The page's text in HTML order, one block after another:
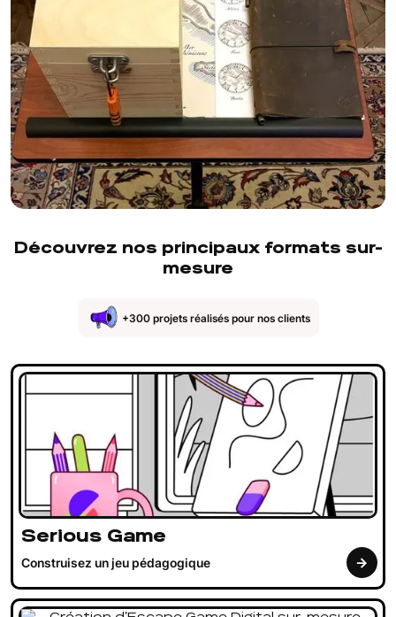
Découvrez nos principaux formats sur-
mesure
+300 projets réalisés pour nos clients
Serious Game
Construisez un jeu pédagogique